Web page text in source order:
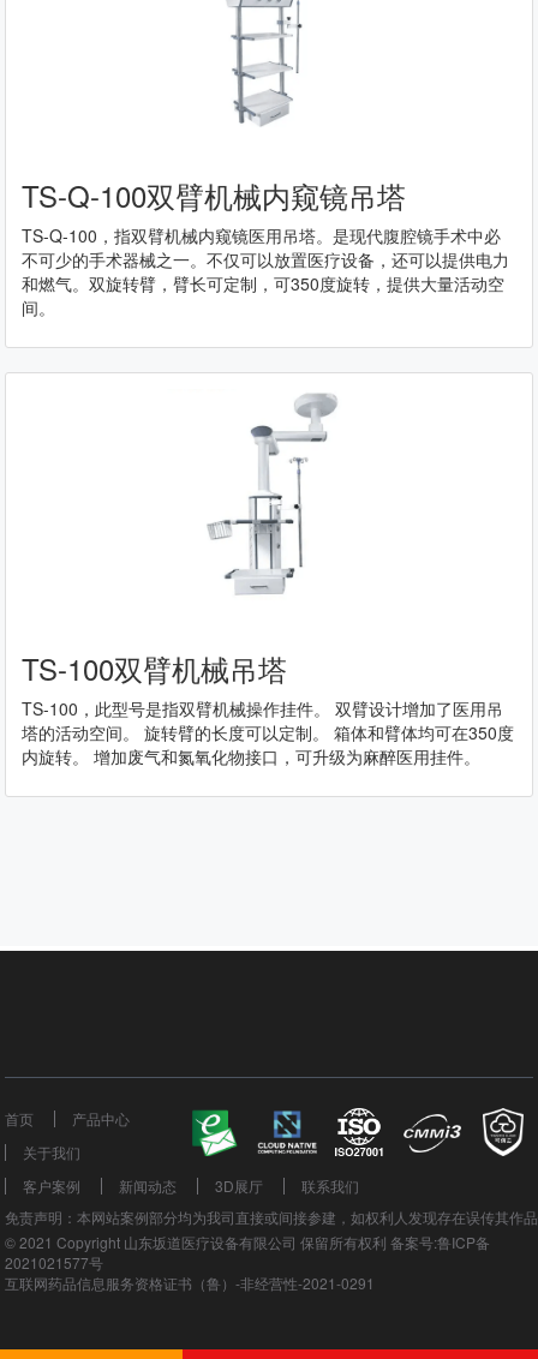
TS-Q-100双臂机械内窥镜吊塔
TS-Q-100，指双臂机械内窥镜医用吊塔。是现代腹腔镜手术中必
不可少的手术器械之一。不仅可以放置医疗设备，还可以提供电力
和燃气。双旋转臂，臂长可定制，可350度旋转，提供大量活动空
间。
TS-100双臂机械吊塔
TS-100，此型号是指双臂机械操作挂件。 双臂设计增加了医用吊
塔的活动空间。 旋转臂的长度可以定制。 箱体和臂体均可在350度
内旋转。 增加废气和氮氧化物接口，可升级为麻醉医用挂件。
首页
产品中心
关于我们
客户案例
新闻动态 3D展厅
联系我们
免责声明：本网站案例部分均为我司直接或间接参建，如权利人发现存在误传其作
© 2021 Copyright 山东坂道医疗设备有限公司 保留所有权利 备案号:鲁ICP备
2021021577号
互联网药品信息服务资格证书（鲁）-非经营性-2021-0291